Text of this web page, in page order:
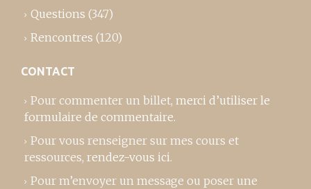
Questions (347)
Rencontres (120)
CONTACT
Pour commenter un billet, merci d’utiliser le
formulaire de commentaire.
Pour vous renseigner sur mes cours et
ressources, rendez-vous ici.
Pour m’envoyer un message ou poser une